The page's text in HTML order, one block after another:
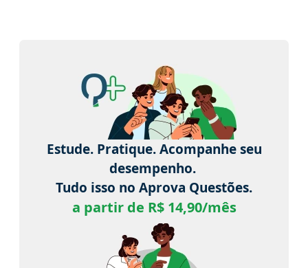
Estude. Pratique. Acompanhe seu
desempenho.
Tudo isso no Aprova Questões.
a partir de R$ 14,90/mês